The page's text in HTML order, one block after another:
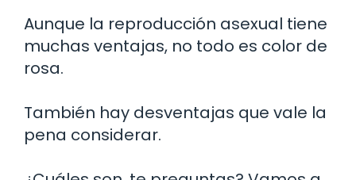
Aunque la reproducción asexual tiene
muchas ventajas, no todo es color de
rosa.
También hay desventajas que vale la
pena considerar.